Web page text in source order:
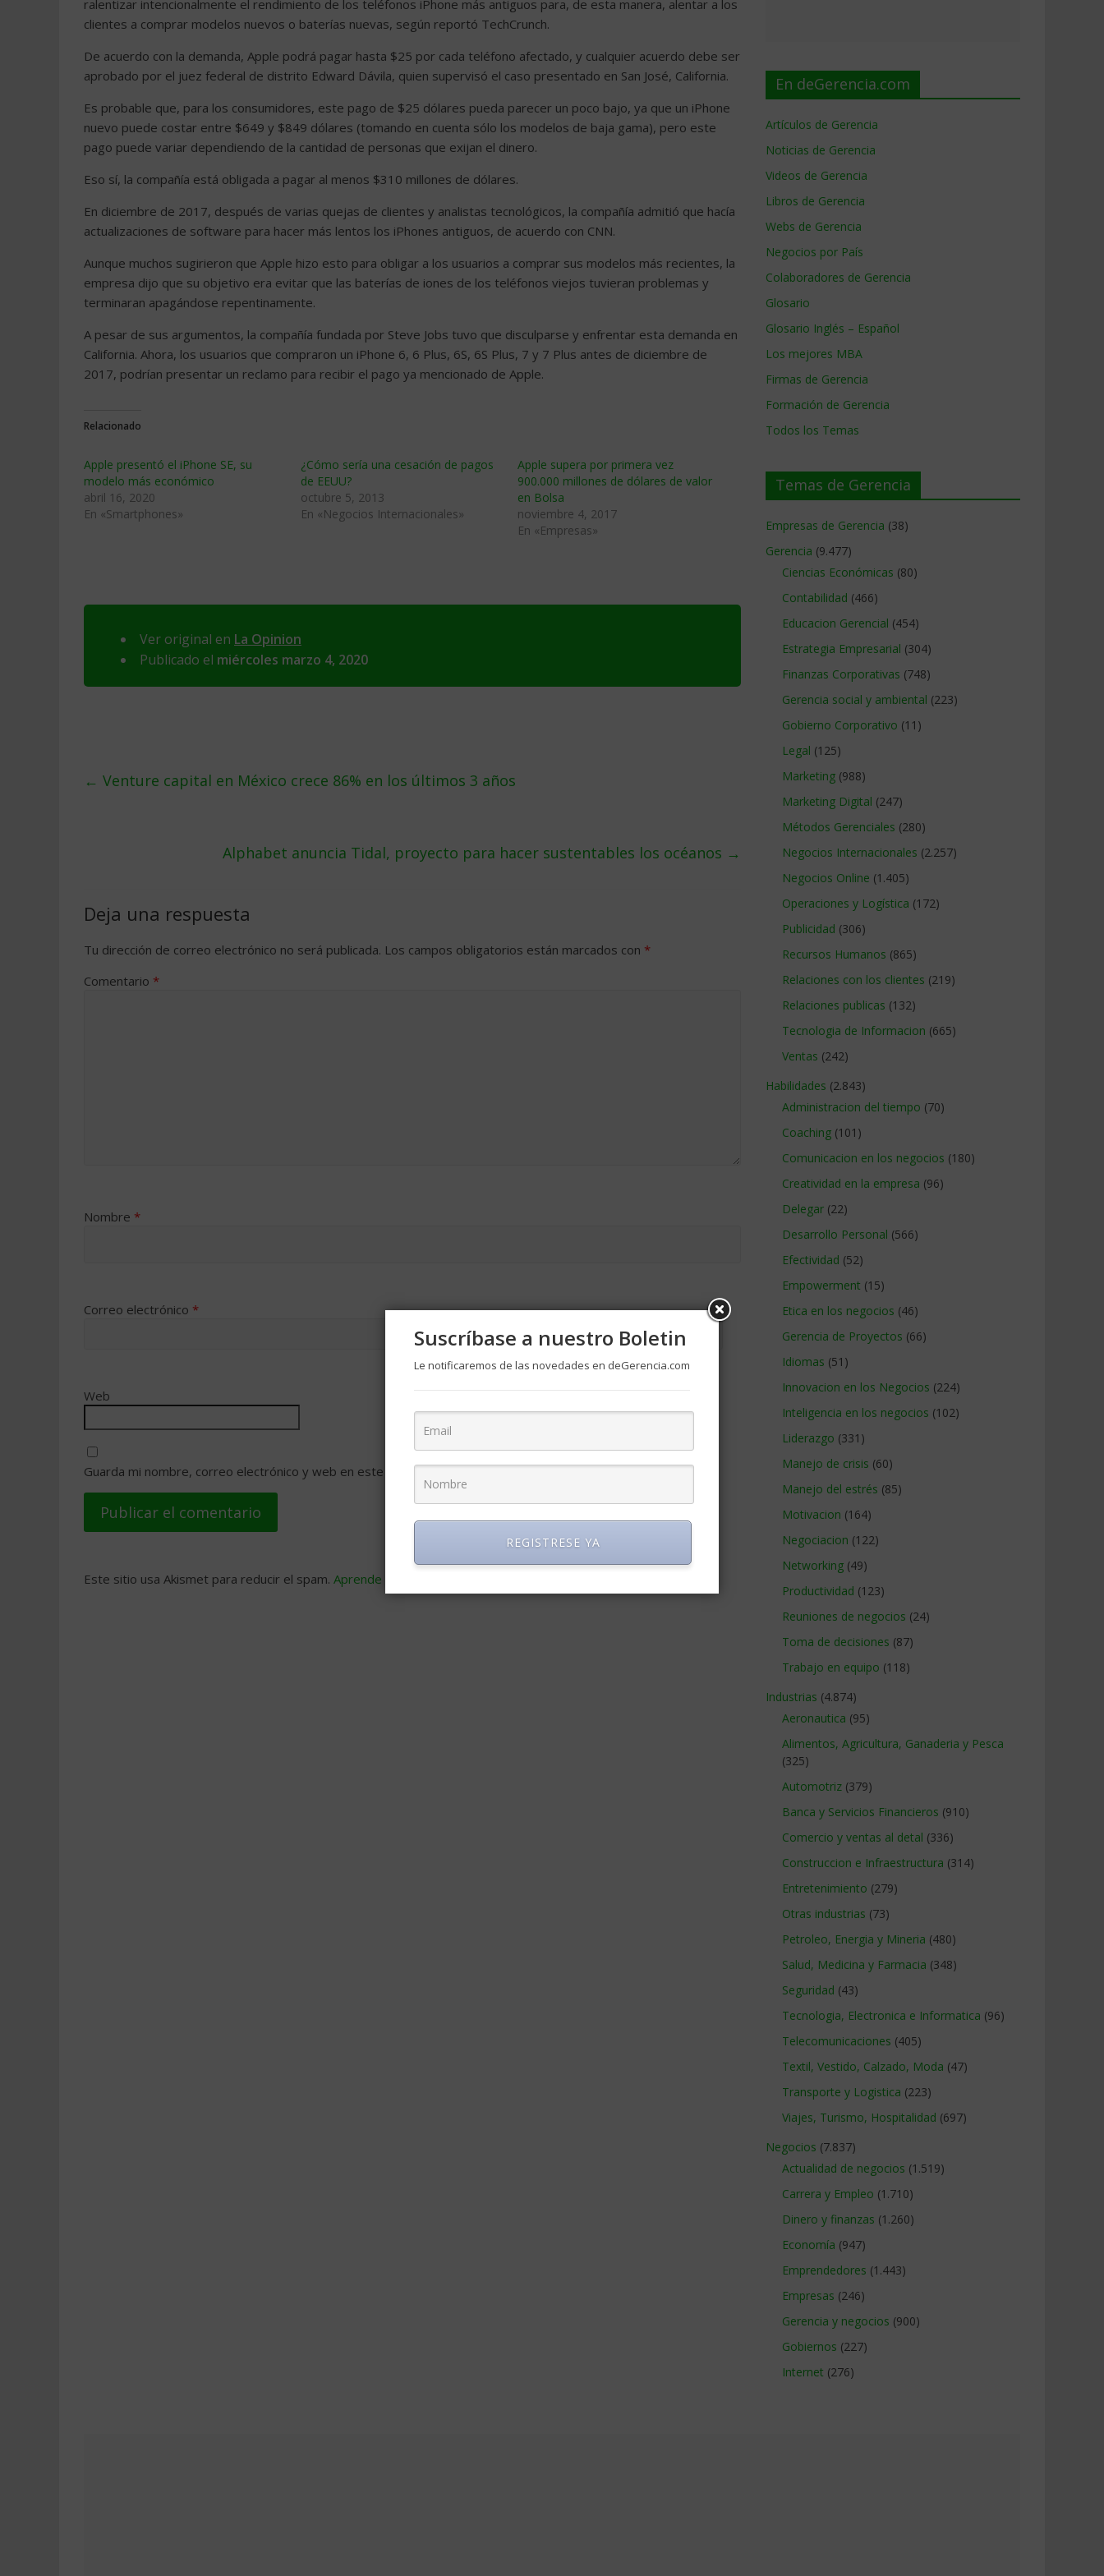
ralentizar intencionalmente el rendimiento de los teléfonos iPhone más antiguos para, de esta manera, alentar a los
clientes a comprar modelos nuevos o baterías nuevas, según reportó TechCrunch.
De acuerdo con la demanda, Apple podrá pagar hasta $25 por cada teléfono afectado, y cualquier acuerdo debe ser
aprobado por el juez federal de distrito Edward Dávila, quien supervisó el caso presentado en San José, California.
Es probable que, para los consumidores, este pago de $25 dólares pueda parecer un poco bajo, ya que un iPhone
nuevo puede costar entre $649 y $849 dólares (tomando en cuenta sólo los modelos de baja gama), pero este
pago puede variar dependiendo de la cantidad de personas que exijan el dinero.
Eso sí, la compañía está obligada a pagar al menos $310 millones de dólares.
En diciembre de 2017, después de varias quejas de clientes y analistas tecnológicos, la compañía admitió que hacía
actualizaciones de software para hacer más lentos los iPhones antiguos, de acuerdo con CNN.
Aunque muchos sugirieron que Apple hizo esto para obligar a los usuarios a comprar sus modelos más recientes, la
empresa dijo que su objetivo era evitar que las baterías de iones de los teléfonos viejos tuvieran problemas y
terminaran apagándose repentinamente.
A pesar de sus argumentos, la compañía fundada por Steve Jobs tuvo que disculparse y enfrentar esta demanda en
California. Ahora, los usuarios que compraron un iPhone 6, 6 Plus, 6S, 6S Plus, 7 y 7 Plus antes de diciembre de
2017, podrían presentar un reclamo para recibir el pago ya mencionado de Apple.
Relacionado
Apple presentó el iPhone SE, su
modelo más económico
abril 16, 2020
En «Smartphones»
¿Cómo sería una cesación de pagos
de EEUU?
octubre 5, 2013
En «Negocios Internacionales»
Apple supera por primera vez
900.000 millones de dólares de valor
en Bolsa
noviembre 4, 2017
En «Empresas»
Ver original en La Opinion
Publicado el miércoles marzo 4, 2020
← Venture capital en México crece 86% en los últimos 3 años
Alphabet anuncia Tidal, proyecto para hacer sustentables los océanos →
Deja una respuesta
Tu dirección de correo electrónico no será publicada. Los campos obligatorios están marcados con *
Comentario *
Nombre *
Correo electrónico *
Web
Guarda mi nombre, correo electrónico y web en este navegador para la próxima vez que comente.
Este sitio usa Akismet para reducir el spam. Aprende cómo se procesan los datos de tus comentarios
En deGerencia.com
Artículos de Gerencia
Noticias de Gerencia
Videos de Gerencia
Libros de Gerencia
Webs de Gerencia
Negocios por País
Colaboradores de Gerencia
Glosario
Glosario Inglés – Español
Los mejores MBA
Firmas de Gerencia
Formación de Gerencia
Todos los Temas
Temas de Gerencia
Empresas de Gerencia (38)
Gerencia (9.477)
Ciencias Económicas (80)
Contabilidad (466)
Educacion Gerencial (454)
Estrategia Empresarial (304)
Finanzas Corporativas (748)
Gerencia social y ambiental (223)
Gobierno Corporativo (11)
Legal (125)
Marketing (988)
Marketing Digital (247)
Métodos Gerenciales (280)
Negocios Internacionales (2.257)
Negocios Online (1.405)
Operaciones y Logística (172)
Publicidad (306)
Recursos Humanos (865)
Relaciones con los clientes (219)
Relaciones publicas (132)
Tecnologia de Informacion (665)
Ventas (242)
Habilidades (2.843)
Administracion del tiempo (70)
Coaching (101)
Comunicacion en los negocios (180)
Creatividad en la empresa (96)
Delegar (22)
Desarrollo Personal (566)
Efectividad (52)
Empowerment (15)
Etica en los negocios (46)
Gerencia de Proyectos (66)
Idiomas (51)
Innovacion en los Negocios (224)
Inteligencia en los negocios (102)
Liderazgo (331)
Manejo de crisis (60)
Manejo del estrés (85)
Motivacion (164)
Negociacion (122)
Networking (49)
Productividad (123)
Reuniones de negocios (24)
Toma de decisiones (87)
Trabajo en equipo (118)
Industrias (4.874)
Aeronautica (95)
Alimentos, Agricultura, Ganaderia y Pesca
(325)
Automotriz (379)
Banca y Servicios Financieros (910)
Comercio y ventas al detal (336)
Construccion e Infraestructura (314)
Entretenimiento (279)
Otras industrias (73)
Petroleo, Energia y Mineria (480)
Salud, Medicina y Farmacia (348)
Seguridad (43)
Tecnologia, Electronica e Informatica (96)
Telecomunicaciones (405)
Textil, Vestido, Calzado, Moda (47)
Transporte y Logistica (223)
Viajes, Turismo, Hospitalidad (697)
Negocios (7.837)
Actualidad de negocios (1.519)
Carrera y Empleo (1.710)
Dinero y finanzas (1.260)
Economía (947)
Emprendedores (1.443)
Empresas (246)
Gerencia y negocios (900)
Gobiernos (227)
Internet (276)
Suscríbase a nuestro Boletin
Le notificaremos de las novedades en deGerencia.com
REGISTRESE YA